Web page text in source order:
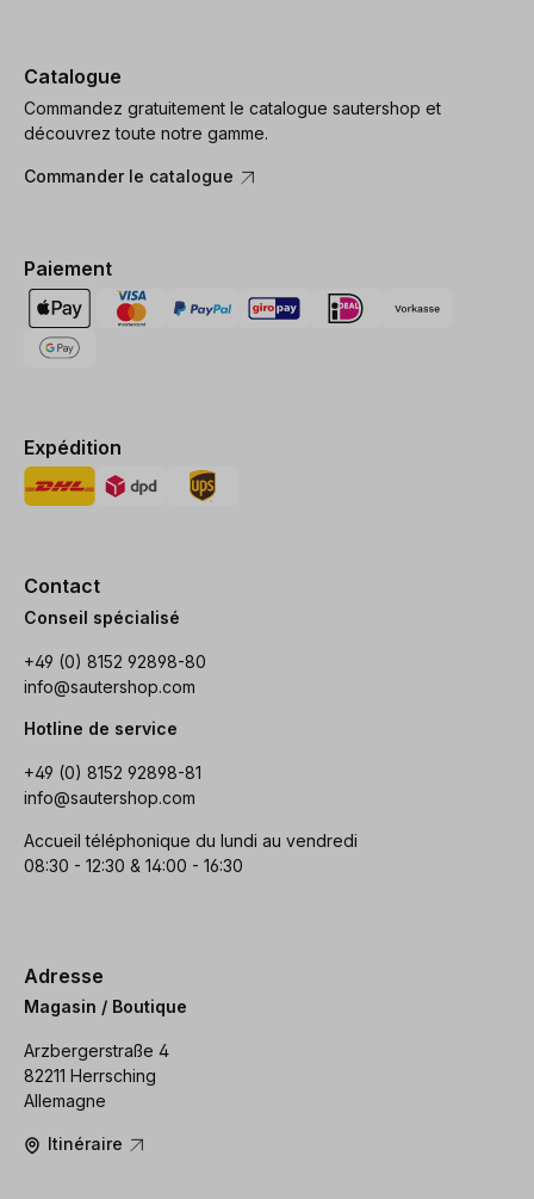
Catalogue
Commandez gratuitement le catalogue sautershop et
découvrez toute notre gamme.
Commander le catalogue
Paiement
Expédition
Contact
Conseil spécialisé
+49 (0) 8152 92898-80
info@sautershop.com
Hotline de service
+49 (0) 8152 92898-81
info@sautershop.com
Accueil téléphonique du lundi au vendredi
08:30 - 12:30 & 14:00 - 16:30
Adresse
Magasin / Boutique
Arzbergerstraße 4
82211 Herrsching
Allemagne
Itinéraire